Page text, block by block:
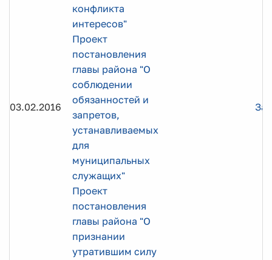
конфликта
интересов"
03.02.2016
Проект
постановления
главы района "О
соблюдении
обязанностей и
запретов,
устанавливаемых
для
муниципальных
служащих"
Проект
постановления
главы района "О
признании
утратившим силу